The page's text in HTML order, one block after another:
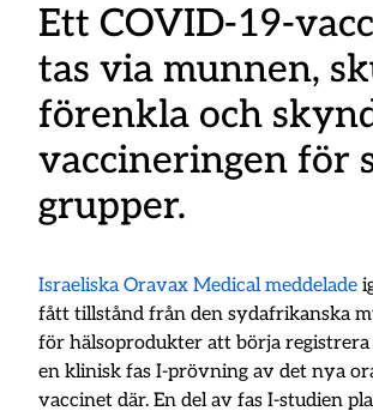
Ett COVID-19-
tas via munnen,
förenkla och
vaccineringen för
grupper.
Israeliska Oravax Medical meddelade
fått tillstånd från den sydafrikanska
för hälsoprodukter att börja
en klinisk fas I-prövning av det nya
vaccinet där. En del av fas I-studien